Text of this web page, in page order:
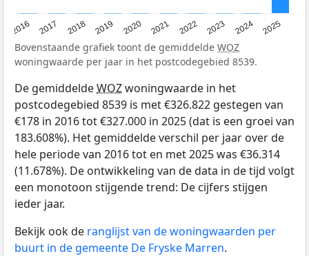
2016 2017 2018 2019 2020 2021 2022 2023 2024 2025
Bovenstaande grafiek toont de gemiddelde WOZ
woningwaarde per jaar in het postcodegebied 8539.
De gemiddeldeWOZwoningwaarde in het
postcodegebied 8539 is met €326.822 gestegen van
€178 in 2016 tot €327.000 in 2025 (dat is een groei van
183.608%). Het gemiddelde verschil per jaar over de
hele periode van 2016 tot en met 2025 was €36.314
(11.678%). De ontwikkeling van de data in de tijd volgt
een monotoon stijgende trend: De cijfers stijgen
ieder jaar.
Bekijk ook de ranglijst van de woningwaarden per
buurt in de gemeente De Fryske Marren.